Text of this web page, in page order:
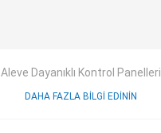
Aleve Dayanıklı Kontrol Panelleri
DAHA FAZLA BILGI EDININ